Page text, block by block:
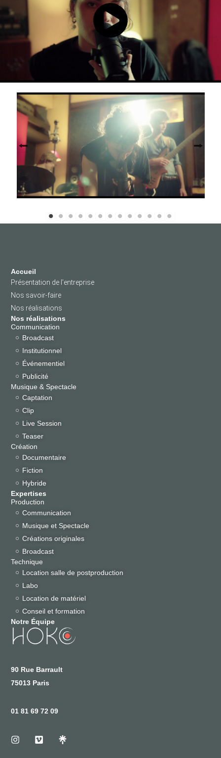
Accueil
Présentation de l'entreprise
Nos savoir-faire
Nos réalisations
Nos réalisations
Communication
Broadcast
Institutionnel
Événementiel
Publicité
Musique & Spectacle
Captation
Clip
Live Session
Teaser
Création
Documentaire
Fiction
Hybride
Expertises
Production
Communication
Musique et Spectacle
Créations originales
Broadcast
Technique
Location salle de postproduction
Labo
Location de matériel
Conseil et formation
Notre Équipe
90 Rue Barrault
75013 Paris
01 81 69 72 09
s
t
m
e